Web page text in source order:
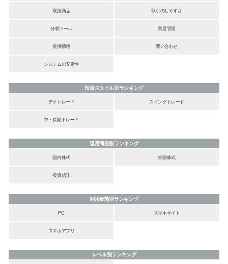
取扱商品 取引のしやすさ
分析ツール 資産管理
提供情報 問い合わせ
システムの安定性
投資スタイル別ランキング
デイトレード
スイングトレード
中・長期トレード
運用商品別ランキング
国内株式
外国株式
投資信託
利用形態別ランキング
PC
スマホサイト
スマホアプリ
レベル別ランキング